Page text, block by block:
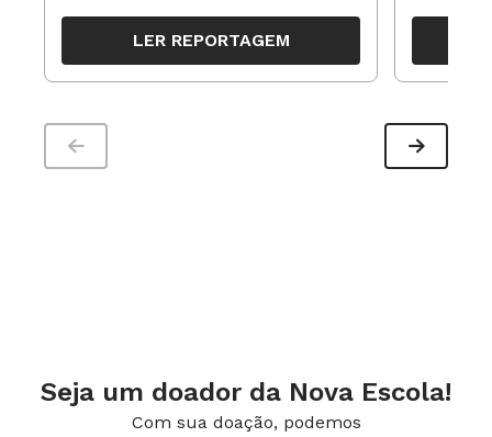
organizar ações para orientar o
trabalho pedagógico ao longo do
período
LER REPORTAGEM
propostas
Seja um doador da Nova Escola!
Com sua doação, podemos